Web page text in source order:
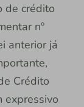
de crédito
nº
anterior já
Crédito
expressivo